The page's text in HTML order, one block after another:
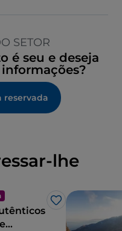
SETOR
é seu e deseja
reservada
lhe
Gosto